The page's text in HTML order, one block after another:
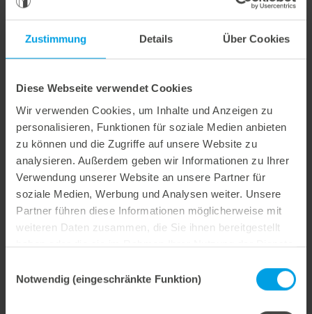
Zustimmung Details Über Cookies
Diese Webseite verwendet Cookies
Wir verwenden Cookies, um Inhalte und Anzeigen zu
personalisieren, Funktionen für soziale Medien anbieten
zu können und die Zugriffe auf unsere Website zu
analysieren. Außerdem geben wir Informationen zu Ihrer
Verwendung unserer Website an unsere Partner für
soziale Medien, Werbung und Analysen weiter. Unsere
Partner führen diese Informationen möglicherweise mit
weiteren Daten zusammen, die Sie ihnen bereitgestellt
haben oder die sie im Rahmen Ihrer Nutzung der Dienste
Notwendig (eingeschränkte Funktion)
endlich das perfekte Ergebnis in den Händen halten
Immer mehr Kunden wollen für ihre Wellpappewerkzeuge
unseren neuen marbaject-Gummi, da dieser im täglichen
Gummi sorgen für eine hohe Performance der
Stanzmaschine und Effizienz bei der
Verpackungsherstellung.“
Der neue marbaject-Gummi ist in den Shorehärten 20, 35,
40, 45 und 55 erhältlich. Eine Farbcodierung sorgt für
einfaches Handling bei Wartung oder Reparatur.
29. Juli 2026